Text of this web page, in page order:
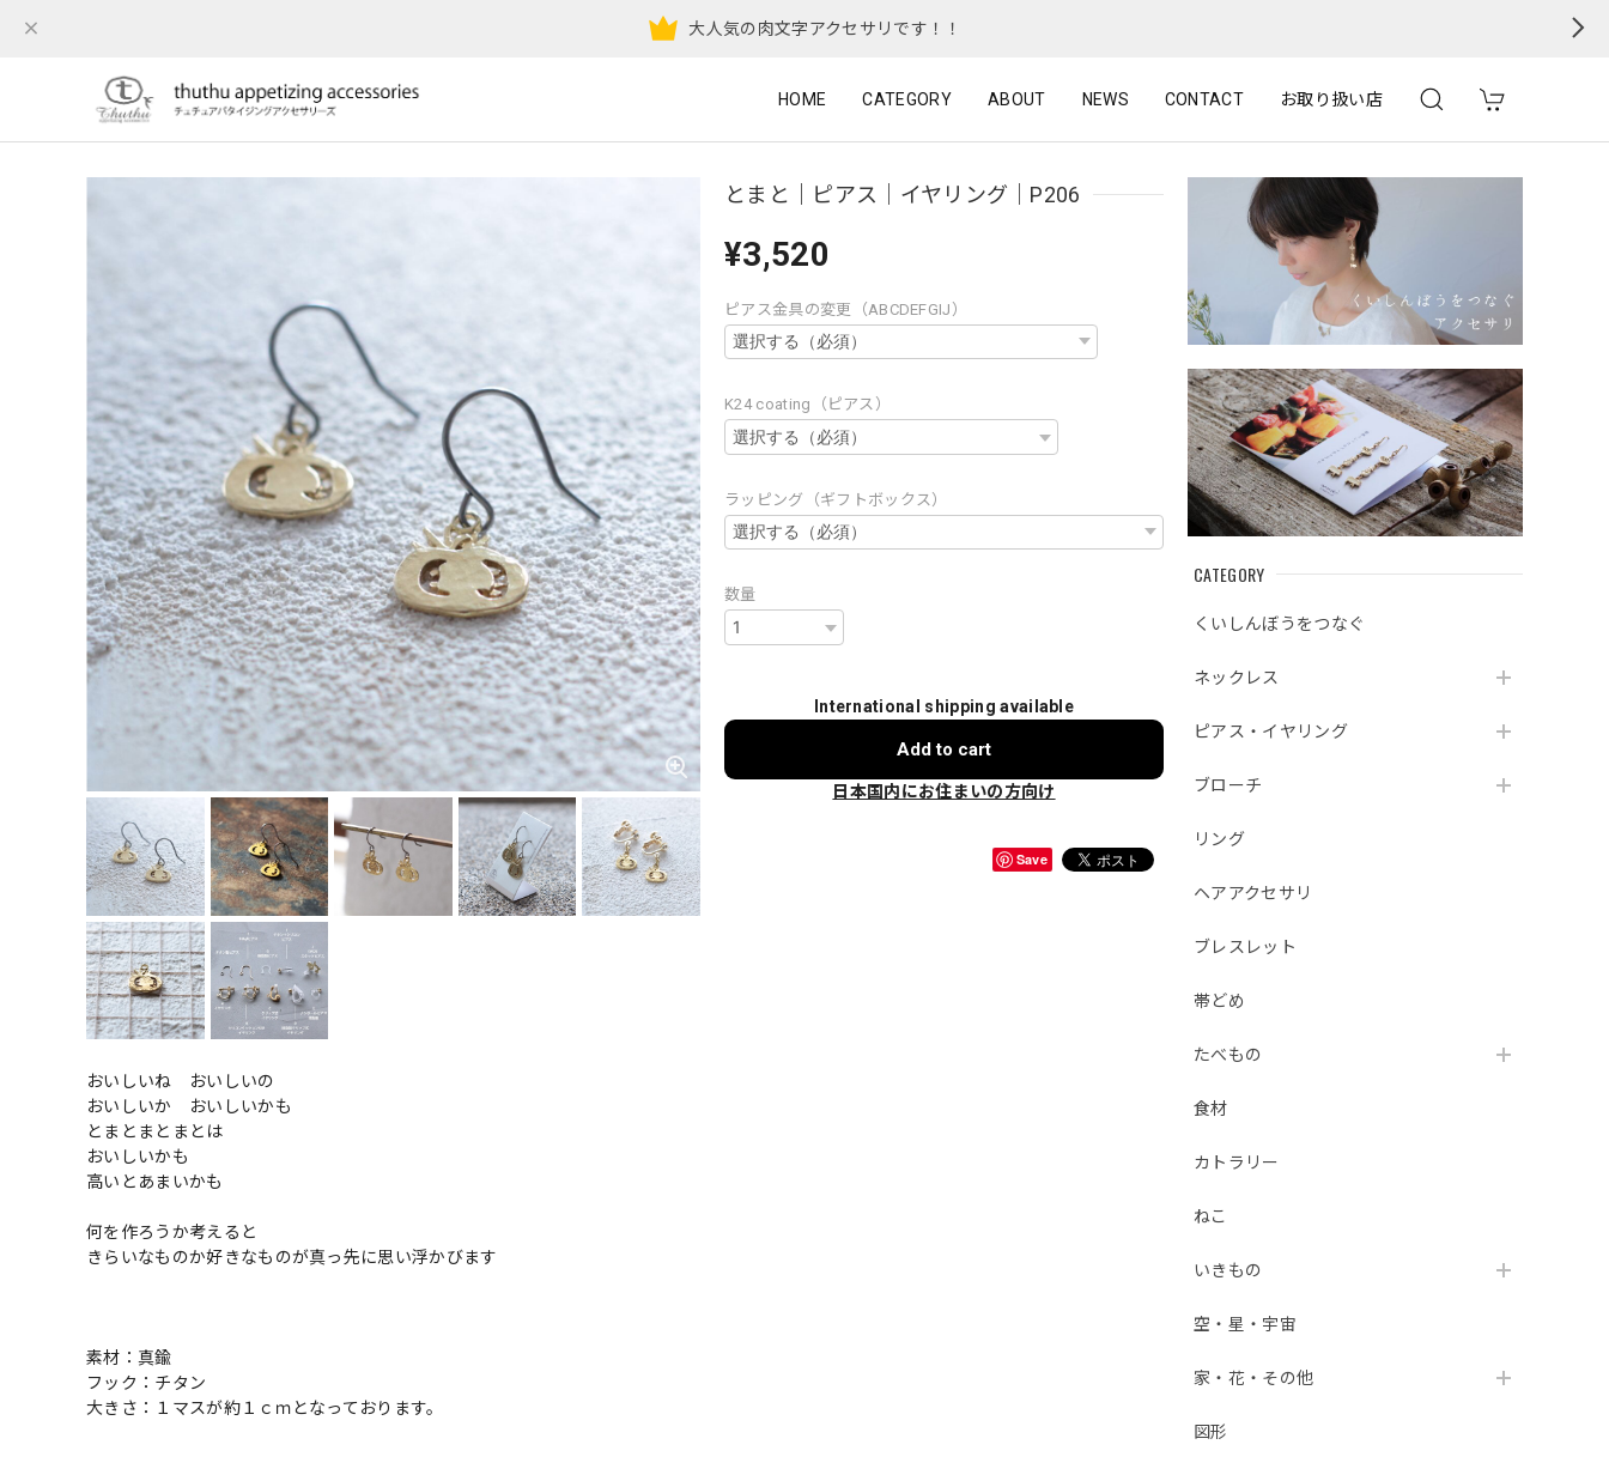
大人気の肉文字アクセサリです！！
HOME CATEGORY ABOUT NEWS CONTACT お取り扱い店
CATEGORY
くいしんぼうをつなぐ
ネックレス
ピアス・イヤリング
ブローチ
リング
ヘアアクセサリ
ブレスレット
帯どめ
たべもの
食材
カトラリー
ねこ
いきもの
空・星・宇宙
家・花・その他
図形
とまと｜ピアス｜イヤリング｜P206
¥3,520
ピアス金具の変更（ABCDEFGIJ）
K24 coating（ピアス）
ラッピング（ギフトボックス）
数量
International shipping available
Add to cart
日本国内にお住まいの方向け
Save
おいしいね おいしいの
おいしいか おいしいかも
とまとまとまとは
おいしいかも
高いとあまいかも
何を作ろうか考えると
きらいなものか好きなものが真っ先に思い浮かびます
素材：真鍮
フック：チタン
大きさ：１マスが約１ｃｍとなっております。